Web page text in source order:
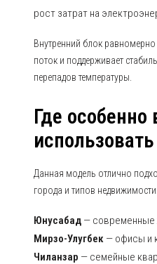
рост затрат на
Внутренний блок
поток и поддерживает
перепадов температуры.
Где особенно
Данная модель отлично
города и типов недвижимости:
Юнусабад —
Мирзо-Улугбек — офисы и
Чиланзар — семейные